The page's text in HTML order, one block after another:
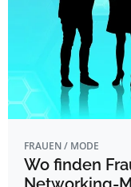
FRAUEN / MODE
Wo finden